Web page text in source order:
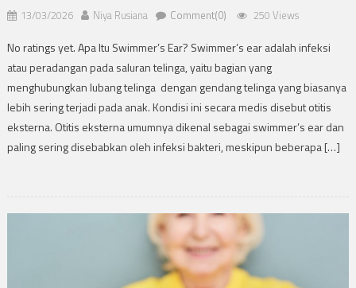
13/03/2026 Niya Rusiana Comment(0) 250 Views
No ratings yet. Apa Itu Swimmer’s Ear? Swimmer’s ear adalah infeksi
atau peradangan pada saluran telinga, yaitu bagian yang
menghubungkan lubang telinga dengan gendang telinga yang biasanya
lebih sering terjadi pada anak. Kondisi ini secara medis disebut otitis
eksterna. Otitis eksterna umumnya dikenal sebagai swimmer’s ear dan
paling sering disebabkan oleh infeksi bakteri, meskipun beberapa […]